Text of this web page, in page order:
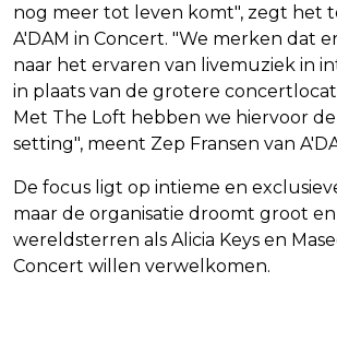
nog meer tot leven komt", zegt het
A'DAM in Concert. "We merken dat
naar het ervaren van livemuziek in
in plaats van de grotere
Met The Loft hebben we hiervoor
setting", meent Zep Fransen van
De focus ligt op intieme en
maar de organisatie droomt groot
wereldsterren als Alicia Keys en
Concert willen verwelkomen.